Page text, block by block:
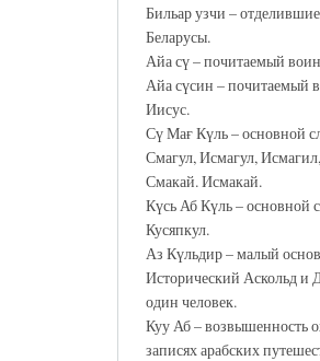
Бильар узчи –
Беларусы.
Айа сү – почитаемый
Айа сүсин – почитаемый
Иисус.
Сү Мағ Күль – основной
Смагул, Исмагул,
Смакай. Исмакай.
Күсь Аб Күль – основной
Кусяпкул.
Аз Күльдир – малый
Исторический Аскольд и
один человек.
Куу Аб – возвышенность
записях арабских